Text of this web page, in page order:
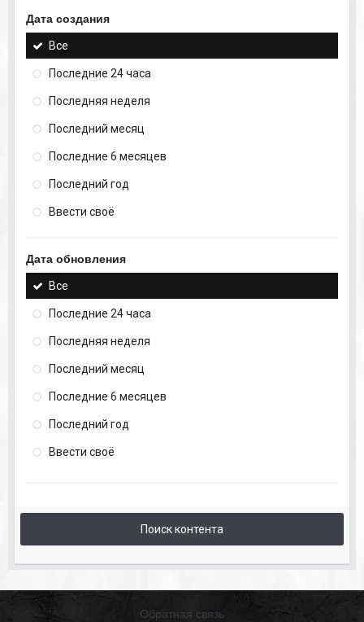
Дата создания
Все
Последние 24 часа
Последняя неделя
Последний месяц
Последние 6 месяцев
Последний год
Ввести своё
Дата обновления
Все
Последние 24 часа
Последняя неделя
Последний месяц
Последние 6 месяцев
Последний год
Ввести своё
Поиск контента
Обратная связь